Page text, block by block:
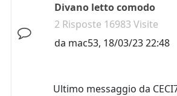
Divano letto comodo
2 Risposte 16983 Visite
da mac53, 18/03/23 22:48
Ultimo messaggio da